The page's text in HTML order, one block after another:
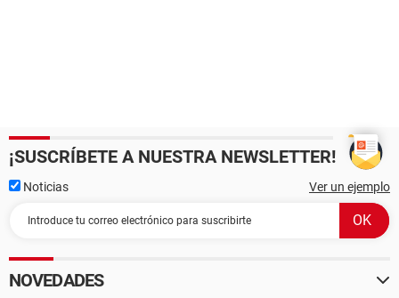
¡SUSCRÍBETE A NUESTRA NEWSLETTER!
Noticias Ver un ejemplo
NOVEDADES